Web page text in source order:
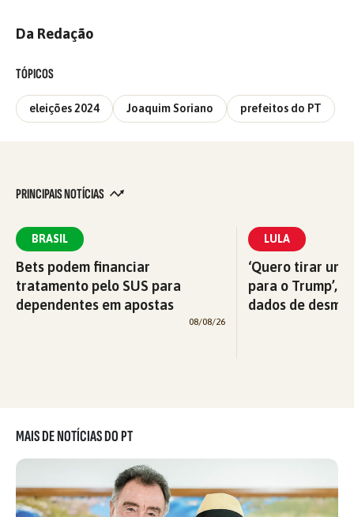
Da Redação
TÓPICOS
eleições 2024 Joaquim Soriano prefeitos do PT
PRINCIPAIS NOTÍCIAS
BRASIL
Bets podem financiar
tratamento pelo SUS para
dependentes em apostas
08/08/26
LULA
‘Quero tirar
para o Trump’,
dados de
MAIS DE NOTÍCIAS DO PT